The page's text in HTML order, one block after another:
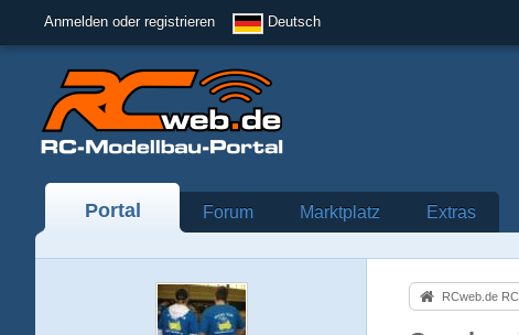
Anmelden oder registrieren Deutsch
Portal Forum Marktplatz Extras
RCweb.de